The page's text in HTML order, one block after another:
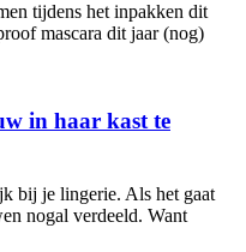
tijdens het inpakken dit
mascara dit jaar (nog)
in haar kast te
bij je lingerie. Als het gaat
nogal verdeeld. Want